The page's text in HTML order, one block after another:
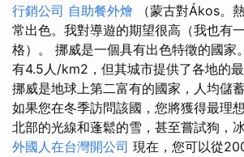
行銷公司 自助餐外燴 （蒙古對Ákos。
常出色。我對導遊的期望很高（我也有
格）。 挪威是一個具有出色特徵的國家
有4.5人/km2，但其城市提供了各地的最
挪威是地球上第二富有的國家，人均儲
如果您在冬季訪問該國，您將獲得最理
北部的光線和蓬鬆的雪，甚至嘗試狗，
外國人在台灣開公司 現在，您可以從